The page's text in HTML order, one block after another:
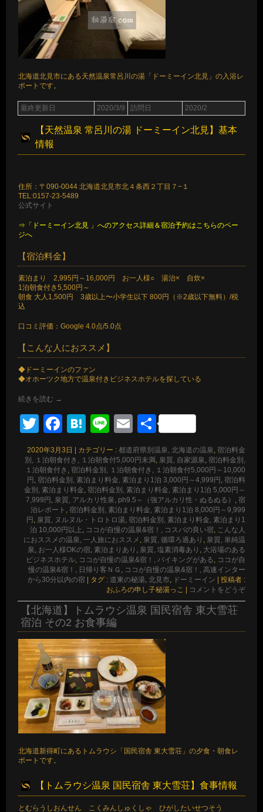
北海道北見市にある天然温泉常呂川の湯「ドーミーイン北見」の入浴レ
ポートです。
最終更新日 2020/3/9 訪問日 2020/2
【天然温泉 常呂川の湯 ドーミーイン北見】基本
情報
住所：〒090-0044 北海道北見市北４条西２丁目７−１
TEL:0157-23-5489
公式サイト
⇒「ドーミーイン北見 」へのアクセス詳細＆宿泊予約はこちらのペー
ジへ
【宿泊料金】
素泊まり 2,995円～16,000円 お一人様○ 湯治× 自炊×
1泊朝食付き5,500円～
朝食 大人1,500円 3歳以上〜小学生以下 800円（※2歳以下無料）/税
込
口コミ評価：Google 4.0点/5.0点
【こんな人におススメ】
◆ドーミーインのファン
◆オホーツク地方で温泉付きビジネスホテルを探している
続きを読む →
TwitterFacebook
Hatena
LineEmail
共
有
2020年3月3日 カテゴリー : 都道府県別温泉, 北海道の温泉, 宿泊料金
別, １泊朝食付き, １泊朝食付5,000円未満, 泉質, 自家源泉, 宿泊料金別,
１泊朝食付き , 宿泊料金別, １泊朝食付き, １泊朝食付5,000円～10,000
円 , 宿泊料金別, 素泊まり料金, 素泊まり1泊 3,000円～4,999円 , 宿泊料
金別, 素泊まり料金, 宿泊料金別, 素泊まり料金, 素泊まり1泊 5,000円～
7,999円 , 泉質, アルカリ性泉, ph9.5～（強アルカリ性・ぬるぬる） , 宿
泊レポート , 宿泊料金別, 素泊まり料金, 素泊まり1泊 8,000円～9,999
円 , 泉質, ヌルヌル・トロトロ湯, 宿泊料金別, 素泊まり料金, 素泊まり1
泊 10,000円以上, ココが自慢の温泉&宿！, コスパの良い宿, こんな人
におススメの温泉, 一人旅におススメ , 泉質, 循環ろ過あり , 泉質, 単純温
泉, お一人様OKの宿, 素泊まりあり , 泉質, 塩素消毒あり , 大浴場のある
ビジネスホテル, ココが自慢の温泉&宿！, バイキングがある, ココが自
慢の温泉&宿！, 日帰り客ＮＧ , ココが自慢の温泉&宿！, 高速インター
から30分以内の宿
タグ : 道東の秘湯, 北見市, ドーミーイン
投稿者 :
おふろの申し子秘湯っこ
コメントをどうぞ
【北海道】トムラウシ温泉 国民宿舎 東大雪荘
宿泊 その2 お食事編
北海道新得町にあるトムラウシ「国民宿舎 東大雪荘」の夕食・朝食レ
ポートです。
【トムラウシ温泉 国民宿舎 東大雪荘】食事情報
とむらうしおんせん こくみんしゅくしゃ ひがしたいせつそう